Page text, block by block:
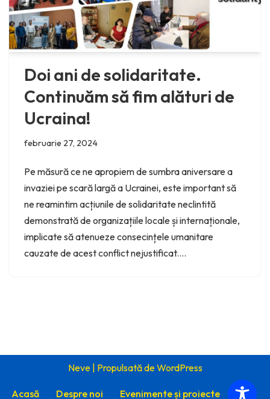
Doi ani de solidaritate.
Continuăm să fim alături de
Ucraina!
februarie 27, 2024
Pe măsură ce ne apropiem de sumbra aniversare a
invaziei pe scară largă a Ucrainei, este important să
ne reamintim acțiunile de solidaritate neclintită
demonstrată de organizațiile locale și internaționale,
implicate să atenueze consecințele umanitare
cauzate de acest conflict nejustificat.…
Neve| Propulsată deWordPress
Acasă Despre noi Evenimente și proiecte Știri